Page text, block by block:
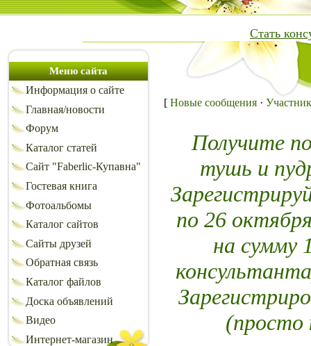
Стать
Меню сайта
Информация о сайте
Главная/новости
Форум
Каталог статей
Сайт "Faberlic-Купавна"
Гостевая книга
Фотоальбомы
Каталог сайтов
Сайты друзей
Обратная связь
Каталог файлов
Доска объявлений
Видео
Интернет-магазин
[ Новые сообщения ·
Получите
тушь и
по 26
на сумму
(просто